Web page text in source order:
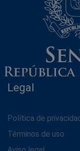
Legal
Política de
Términos de uso